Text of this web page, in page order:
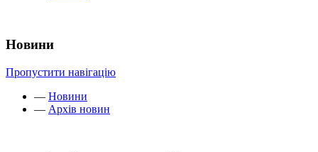
Новини
Пропустити навігацію
— Новини
— Архів новин